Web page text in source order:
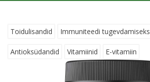
Toidulisandid Immuniteedi tugevdamiseks
Antioksüdandid Vitamiinid E-vitamiin